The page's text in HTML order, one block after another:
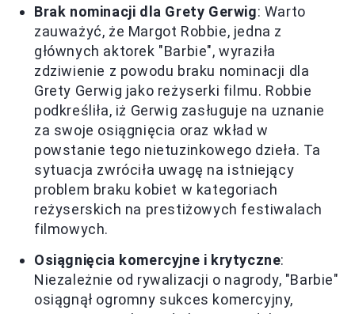
Brak nominacji dla Grety Gerwig: Warto
zauważyć, że Margot Robbie, jedna z
głównych aktorek "Barbie", wyraziła
zdziwienie z powodu braku nominacji dla
Grety Gerwig jako reżyserki filmu. Robbie
podkreśliła, iż Gerwig zasługuje na uznanie
za swoje osiągnięcia oraz wkład w
powstanie tego nietuzinkowego dzieła. Ta
sytuacja zwróciła uwagę na istniejący
problem braku kobiet w kategoriach
reżyserskich na prestiżowych festiwalach
filmowych.
Osiągnięcia komercyjne i krytyczne:
Niezależnie od rywalizacji o nagrody, "Barbie"
osiągnął ogromny sukces komercyjny,